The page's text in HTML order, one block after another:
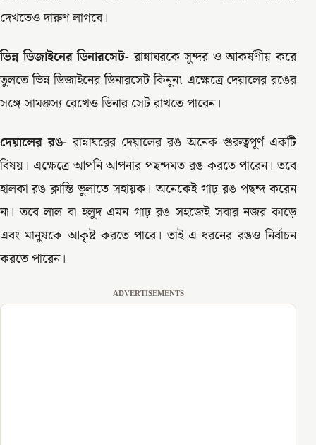
দেখতেও দারুণ লাগবে।
ভিন্ন ডিজাইনের ডিনারসেট-রান্নাঘরকে সুন্দর ও আকর্ষণীয় করে
তুলতে ভিন্ন ডিজাইনের ডিনারসেট কিনুন৷ এক্ষেত্রে দেয়ালের রঙের
সঙ্গে সামঞ্জস্য রেখেও ডিনার সেট রাখতে পারেন।
দেয়ালের রঙ-রান্নাঘরের দেয়ালের রঙ অনেক গুরুত্বপূর্ণ একটি
বিষয়। এক্ষেত্রে আপনি আপনার পছন্দমত রঙ করতে পারেন। তবে
হালকা রঙ ক্লান্তি ভুলাতে সহায়ক। অনেকেই গাঢ় রঙ পছন্দ করেন
না। তবে লাল বা হলুদ এমন গাঢ় রঙ সহজেই সবার নজর কাড়ে
এবং মানুষকে আকৃষ্ট করতে পারে। তাই এ ধরনের রঙও নির্বাচন
করতে পারেন।
ADVERTISEMENTS